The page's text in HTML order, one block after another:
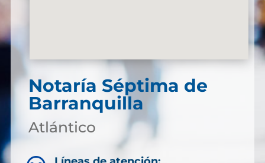
Notaría Séptima de
Barranquilla
Atlántico